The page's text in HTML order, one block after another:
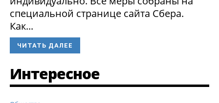
специальной странице сайта Сбера.
Как...
ЧИТАТЬ ДАЛЕЕ
Интересное